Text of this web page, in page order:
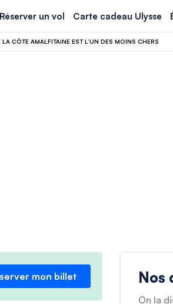
Réserver un vol Carte cadeau Ulysse
CÔTE AMALFITAINE EST L’UN DES MOINS CHERS
mon billet Nos
On la